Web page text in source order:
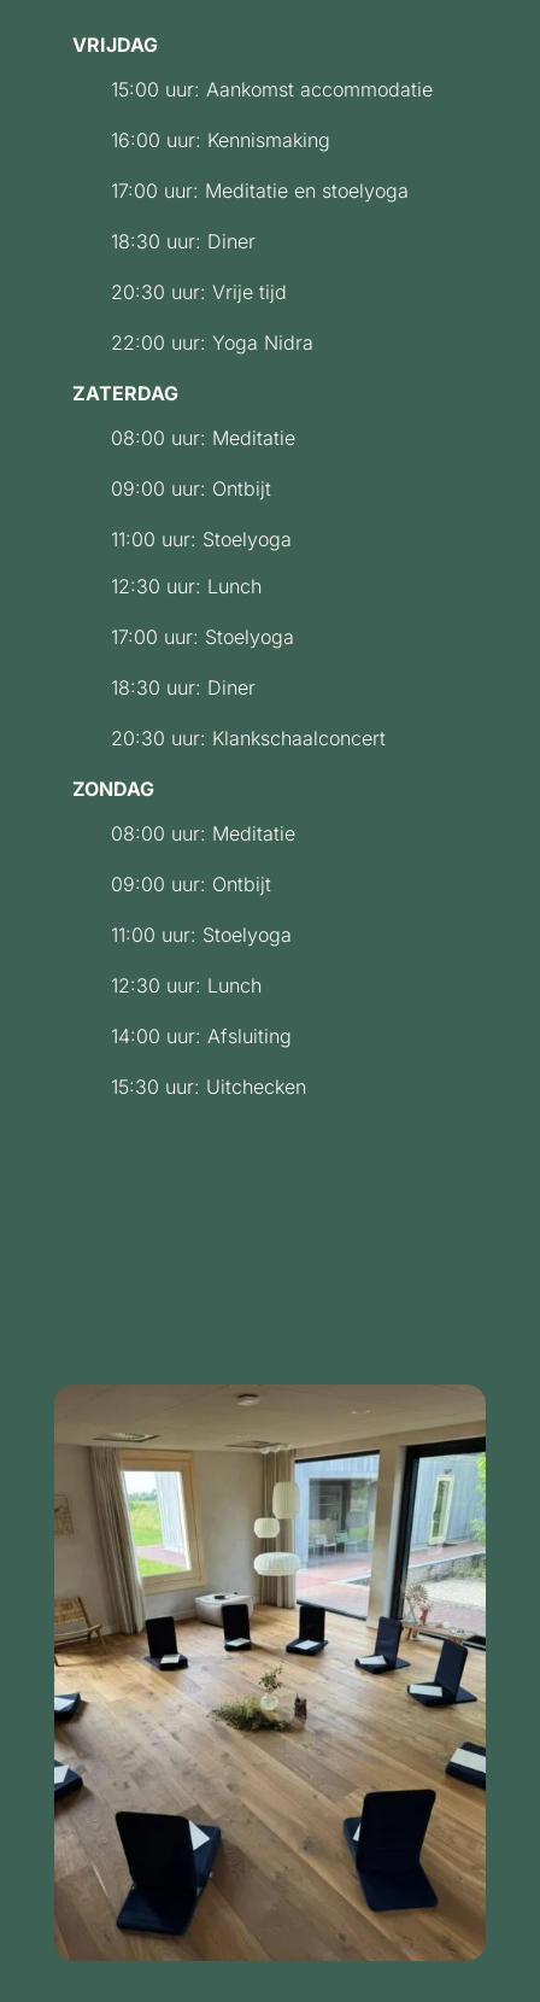
VRIJDAG
15:00 uur: Aankomst accommodatie
16:00 uur: Kennismaking
17:00 uur: Meditatie en stoelyoga
18:30 uur: Diner
20:30 uur: Vrije tijd
22:00 uur: Yoga Nidra
ZATERDAG
08:00 uur: Meditatie
09:00 uur: Ontbijt
11:00 uur: Stoelyoga
12:30 uur: Lunch
17:00 uur: Stoelyoga
18:30 uur: Diner
20:30 uur: Klankschaalconcert
ZONDAG
08:00 uur: Meditatie
09:00 uur: Ontbijt
11:00 uur: Stoelyoga
12:30 uur: Lunch
14:00 uur: Afsluiting
15:30 uur: Uitchecken